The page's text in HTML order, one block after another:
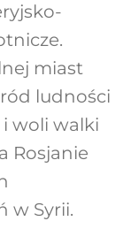
miast
ludności
i woli walki
Rosjanie
w Syrii.